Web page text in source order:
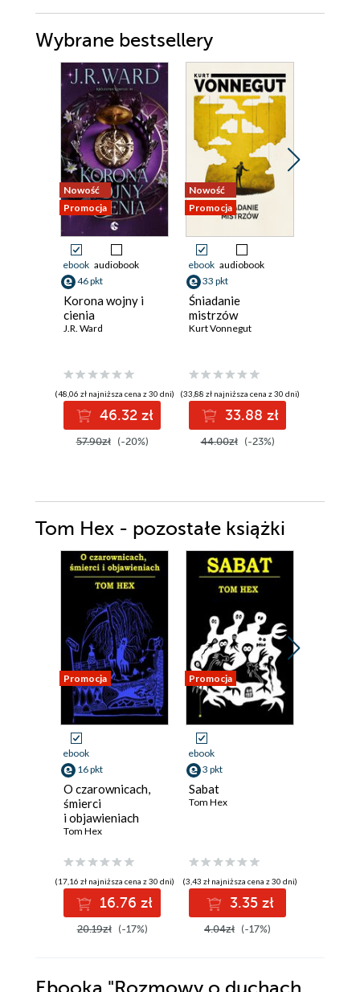
Wybrane bestsellery
Nowość
Promocja
ebook audiobook
46 pkt
Korona wojny i
cienia
J.R. Ward
(48,06 zł najniższa cena z 30 dni)
46.32 zł
57.90zł (-20%)
Nowość
Promocja
ebook audiobook
33 pkt
Śniadanie
mistrzów
Kurt Vonnegut
(33,88 zł najniższa cena z 30 dni)
33.88 zł
44.00zł (-23%)
Tom Hex - pozostałe książki
Promocja
ebook
16 pkt
O czarownicach,
śmierci
i objawieniach
Tom Hex
(17,16 zł najniższa cena z 30 dni)
16.76 zł
20.19zł (-17%)
Promocja
ebook
3 pkt
Sabat
Tom Hex
(3,43 zł najniższa cena z 30 dni)
3.35 zł
4.04zł (-17%)